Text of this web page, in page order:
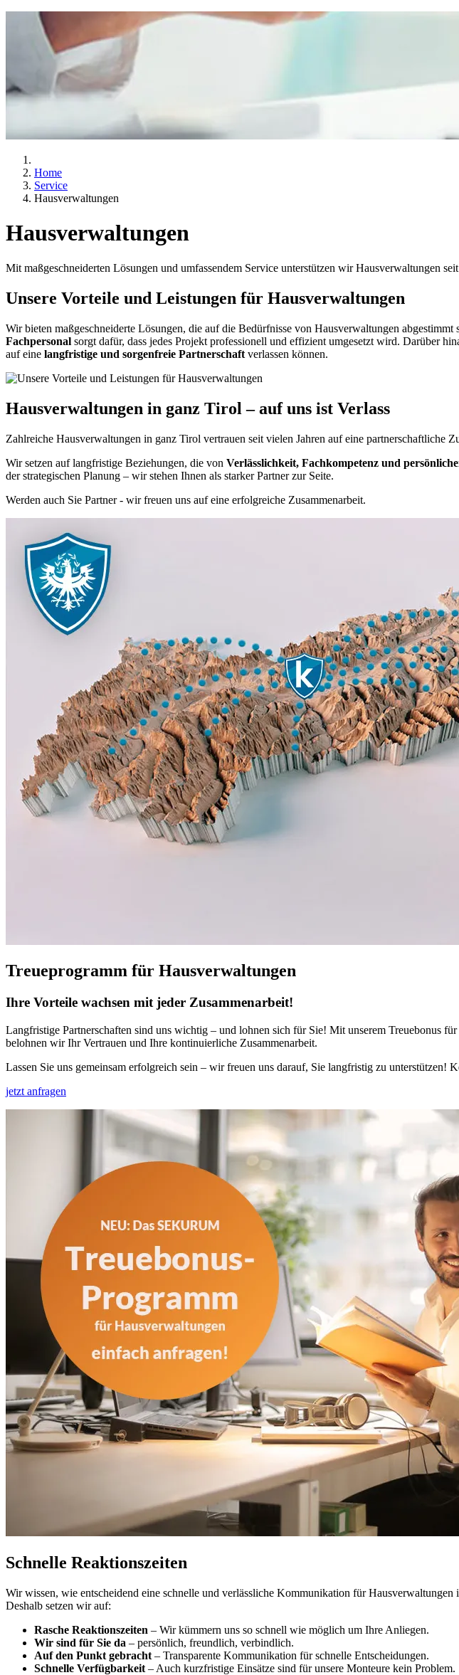
Home
Service
Hausverwaltungen
Hausverwaltungen
Mit maßgeschneiderten Lösungen und umfassendem Service unterstützen wir Hausverwaltungen
Unsere Vorteile und Leistungen für Hausverwaltungen
Wir bieten maßgeschneiderte Lösungen, die auf die Bedürfnisse von Hausverwaltungen
Fachpersonal sorgt dafür, dass jedes Projekt professionell und effizient umgesetzt wird. Darüber
auf eine langfristige und sorgenfreie Partnerschaft verlassen können.
Hausverwaltungen in ganz Tirol – auf uns ist Verlass
Zahlreiche Hausverwaltungen in ganz Tirol vertrauen seit vielen Jahren auf eine partnerschaftliche
Wir setzen auf langfristige Beziehungen, die von Verlässlichkeit, Fachkompetenz und
der strategischen Planung – wir stehen Ihnen als starker Partner zur Seite.
Werden auch Sie Partner - wir freuen uns auf eine erfolgreiche Zusammenarbeit.
Treueprogramm für Hausverwaltungen
Ihre Vorteile wachsen mit jeder Zusammenarbeit!
Langfristige Partnerschaften sind uns wichtig – und lohnen sich für Sie! Mit unserem Treuebonus
belohnen wir Ihr Vertrauen und Ihre kontinuierliche Zusammenarbeit.
Lassen Sie uns gemeinsam erfolgreich sein – wir freuen uns darauf, Sie langfristig zu unterstützen!
jetzt anfragen
Schnelle Reaktionszeiten
Wir wissen, wie entscheidend eine schnelle und verlässliche Kommunikation für
Deshalb setzen wir auf:
Rasche Reaktionszeiten – Wir kümmern uns so schnell wie möglich um Ihre Anliegen.
Wir sind für Sie da – persönlich, freundlich, verbindlich.
Auf den Punkt gebracht – Transparente Kommunikation für schnelle Entscheidungen.
Schnelle Verfügbarkeit – Auch kurzfristige Einsätze sind für unsere Monteure kein Problem.